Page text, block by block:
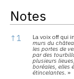
Notes
Notes
↑ 1 La voix off qui
murs du
les portes de
par des
plusieurs
boréales, elles
étincelantes. »